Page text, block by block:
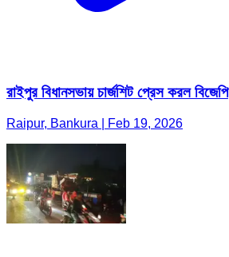
রাইপুর বিধানসভায় চার্জশিট প্রেস করল বিজেপি
Raipur, Bankura | Feb 19, 2026